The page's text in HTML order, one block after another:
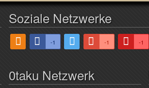
Soziale Netzwerke
-1 -1 -1
0taku Netzwerk